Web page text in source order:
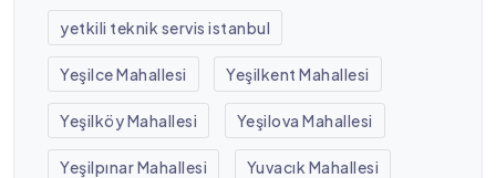
yetkili teknik servis istanbul
Yeşilce Mahallesi Yeşilkent Mahallesi
Yeşilköy Mahallesi Yeşilova Mahallesi
Yeşilpınar Mahallesi Yuvacık Mahallesi